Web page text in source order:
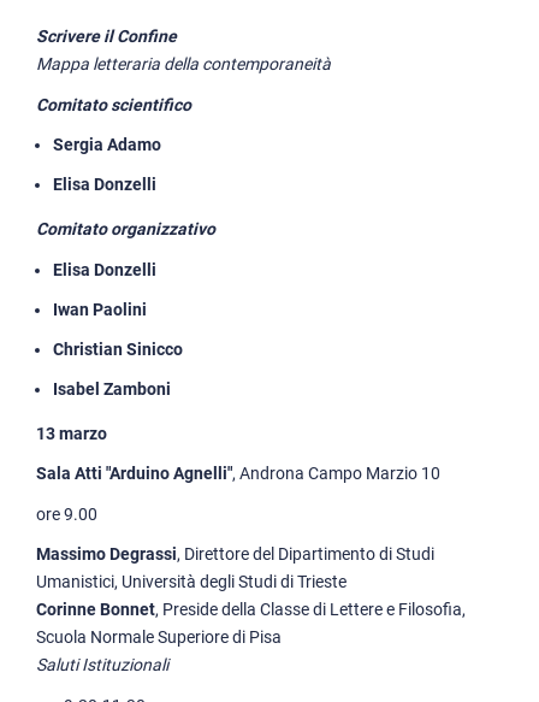
Scrivere il Confine
Mappa letteraria della contemporaneità
Comitato scientifico
Sergia Adamo
Elisa Donzelli
Comitato organizzativo
Elisa Donzelli
Iwan Paolini
Christian Sinicco
Isabel Zamboni
13 marzo
Sala Atti "Arduino Agnelli", Androna Campo Marzio 10
ore 9.00
Massimo Degrassi, Direttore del Dipartimento di Studi
Umanistici, Università degli Studi di Trieste
Corinne Bonnet, Preside della Classe di Lettere e Filosofia,
Scuola Normale Superiore di Pisa
Saluti Istituzionali